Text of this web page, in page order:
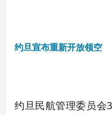
约旦宣布重新开放领空
约旦民航管理委员会